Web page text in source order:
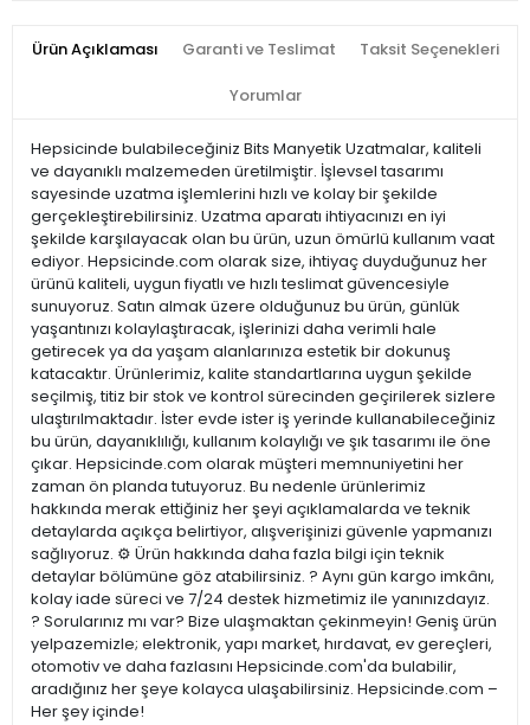
Ürün Açıklaması Garanti ve Teslimat Taksit Seçenekleri
Yorumlar
Hepsicinde bulabileceğiniz Bits Manyetik Uzatmalar, kaliteli
ve dayanıklı malzemeden üretilmiştir. İşlevsel tasarımı
sayesinde uzatma işlemlerini hızlı ve kolay bir şekilde
gerçekleştirebilirsiniz. Uzatma aparatı ihtiyacınızı en iyi
şekilde karşılayacak olan bu ürün, uzun ömürlü kullanım vaat
ediyor. Hepsicinde.com olarak size, ihtiyaç duyduğunuz her
ürünü kaliteli, uygun fiyatlı ve hızlı teslimat güvencesiyle
sunuyoruz. Satın almak üzere olduğunuz bu ürün, günlük
yaşantınızı kolaylaştıracak, işlerinizi daha verimli hale
getirecek ya da yaşam alanlarınıza estetik bir dokunuş
katacaktır. Ürünlerimiz, kalite standartlarına uygun şekilde
seçilmiş, titiz bir stok ve kontrol sürecinden geçirilerek sizlere
ulaştırılmaktadır. İster evde ister iş yerinde kullanabileceğiniz
bu ürün, dayanıklılığı, kullanım kolaylığı ve şık tasarımı ile öne
çıkar. Hepsicinde.com olarak müşteri memnuniyetini her
zaman ön planda tutuyoruz. Bu nedenle ürünlerimiz
hakkında merak ettiğiniz her şeyi açıklamalarda ve teknik
detaylarda açıkça belirtiyor, alışverişinizi güvenle yapmanızı
sağlıyoruz. ⚙️ Ürün hakkında daha fazla bilgi için teknik
detaylar bölümüne göz atabilirsiniz. ? Aynı gün kargo imkânı,
kolay iade süreci ve 7/24 destek hizmetimiz ile yanınızdayız.
? Sorularınız mı var? Bize ulaşmaktan çekinmeyin! Geniş ürün
yelpazemizle; elektronik, yapı market, hırdavat, ev gereçleri,
otomotiv ve daha fazlasını Hepsicinde.com'da bulabilir,
aradığınız her şeye kolayca ulaşabilirsiniz. Hepsicinde.com –
Her şey içinde!